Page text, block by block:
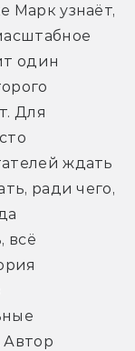
Марк узнаёт,
один
Для
ждать
ради чего,
всё